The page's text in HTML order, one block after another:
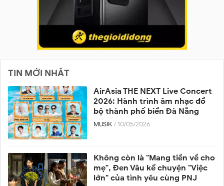
TIN MỚI NHẤT
AirAsia THE NEXT Live Concert
2026: Hành trình âm nhạc đổ
bộ thành phố biển Đà Nẵng
MUSIK / 10/05/2026
Không còn là "Mang tiền về cho
mẹ", Đen Vâu kể chuyện "Việc
lớn" của tình yêu cùng PNJ